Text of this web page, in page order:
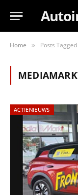
Home » Posts
ACTIENIEUWS